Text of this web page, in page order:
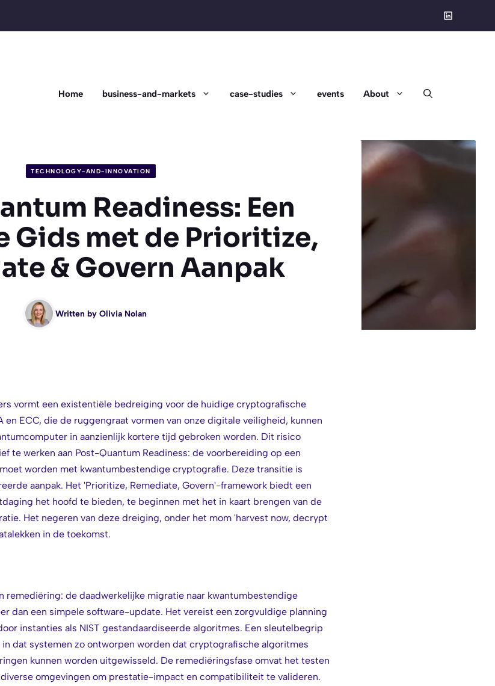
Home business-and-markets case-studies events About
TECHNOLOGY-AND-INNOVATION
Readiness: Een
Gids met de Prioritize,
& Govern Aanpak
Written by Olivia Nolan
vormt een existentiële bedreiging voor de huidige cryptografische
en ECC, die de ruggengraat vormen van onze digitale veiligheid, kunnen
in aanzienlijk kortere tijd gebroken worden. Dit risico
te werken aan Post-Quantum Readiness: de voorbereiding op een
worden met kwantumbestendige cryptografie. Deze transitie is
aanpak. Het 'Prioritize, Remediate, Govern'-framework biedt een
het hoofd te bieden, te beginnen met het in kaart brengen van de
Het negeren van deze dreiging, onder het mom 'harvest now, decrypt
in de toekomst.
remediëring: de daadwerkelijke migratie naar kwantumbestendige
dan een simpele software-update. Het vereist een zorgvuldige planning
instanties als NIST gestandaardiseerde algoritmes. Een sleutelbegrip
dat systemen zo ontworpen worden dat cryptografische algoritmes
kunnen worden uitgewisseld. De remediëringsfase omvat het testen
omgevingen om prestatie-impact en compatibiliteit te valideren.